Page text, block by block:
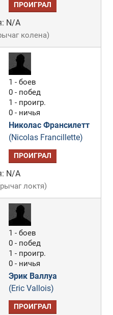
ПРОИГРАЛ
N/A
колена)
1 - боев
0 - побед
1 - проигр.
0 - ничья
Николас Франсилетт
(Nicolas Francillette)
ПРОИГРАЛ
N/A
рычаг локтя)
1 - боев
0 - побед
1 - проигр.
0 - ничья
Эрик Валлуа
(Eric Vallois)
ПРОИГРАЛ